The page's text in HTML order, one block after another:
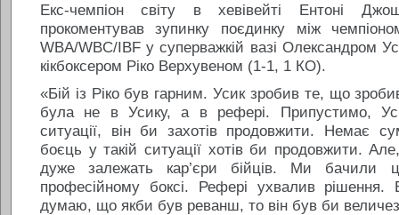
Екс-чемпіон світу в хевівейті Ентоні
прокоментував зупинку поєдинку між
WBA/WBС/IBF у суперважкій вазі Олександром
кікбоксером Ріко Верхувеном (1-1, 1 КО).
«Бій із Ріко був гарним. Усик зробив те, що
була не в Усику, а в рефері. Припустимо,
ситуації, він би захотів продовжити. Немає
боєць у такій ситуації хотів би продовжити.
дуже залежать кар’єри бійців. Ми бачили
професійному боксі. Рефері ухвалив рішення.
думаю, що якби був реванш, то він був би